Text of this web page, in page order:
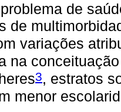
de
de
variações
na
3, estratos
menor